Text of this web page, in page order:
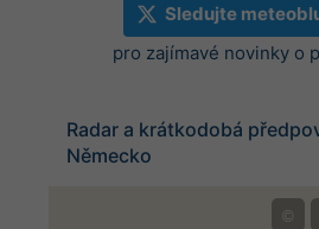
Sledujte
pro zajímavé novinky o
Radar a krátkodobá
Německo
©